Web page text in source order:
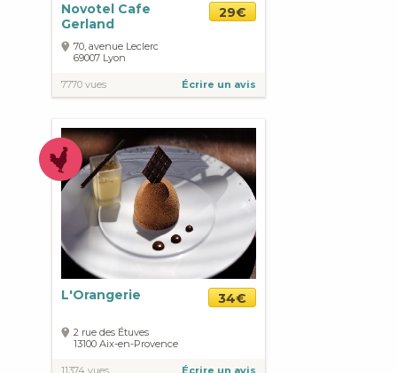
Novotel Cafe
Gerland
29€
70, avenue Leclerc
69007 Lyon
7770 vues Écrire un avis
L'Orangerie 34€
2 rue des Étuves
13100 Aix-en-Provence
11374 vues Écrire un avis